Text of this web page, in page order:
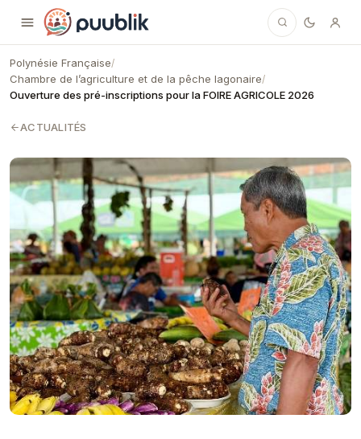
Puublik
Polynésie Française/
Chambre de l’agriculture et de la pêche lagonaire/
Ouverture des pré-inscriptions pour la FOIRE AGRICOLE 2026
ACTUALITÉS